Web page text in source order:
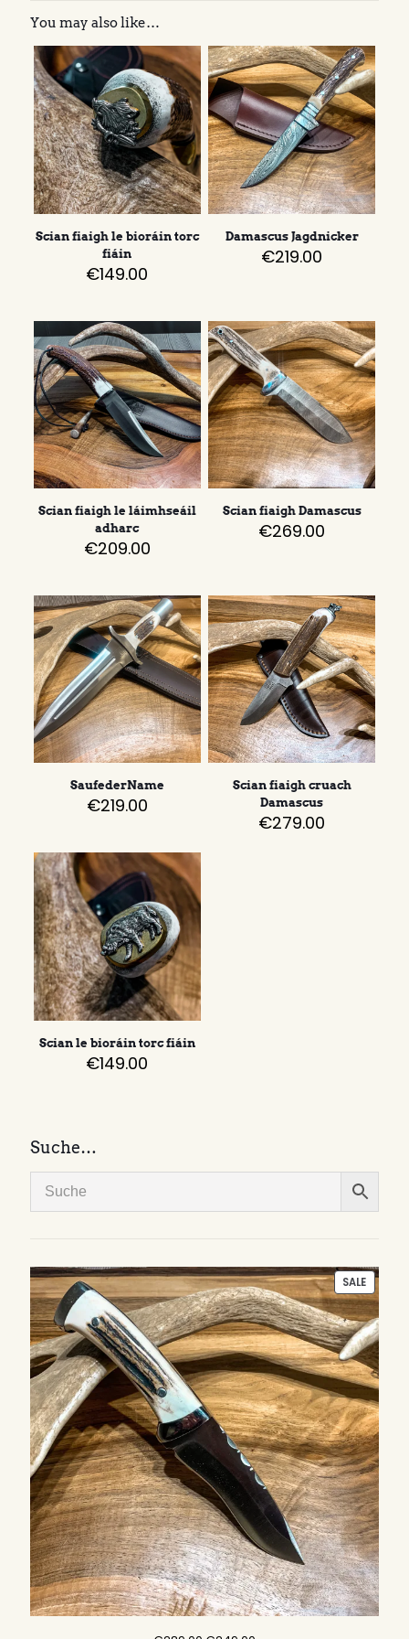
You may also like…
Scian fiaigh le bioráin torc
fiáin
€149.00
Damascus Jagdnicker
€219.00
Scian fiaigh le láimhseáil
adharc
€209.00
Scian fiaigh Damascus
€269.00
SaufederName
€219.00
Scian fiaigh cruach
Damascus
€279.00
Scian le bioráin torc fiáin
€149.00
Suche…
SALE
ON
SALE